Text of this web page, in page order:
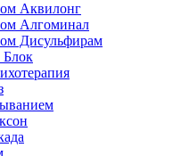
Аквилонг
Алгоминал
Дисульфирам
Блок